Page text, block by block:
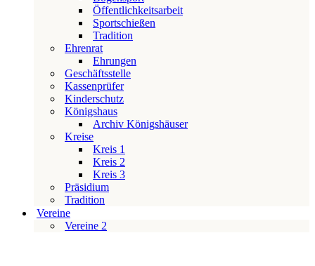
Öffentlichkeitsarbeit
Sportschießen
Tradition
Ehrenrat
Ehrungen
Geschäftsstelle
Kassenprüfer
Kinderschutz
Königshaus
Archiv Königshäuser
Kreise
Kreis 1
Kreis 2
Kreis 3
Präsidium
Tradition
Vereine
Vereine 2